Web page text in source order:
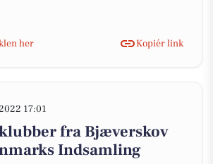
her
Kopiér link
17:01
fra Bjæverskov
Indsamling